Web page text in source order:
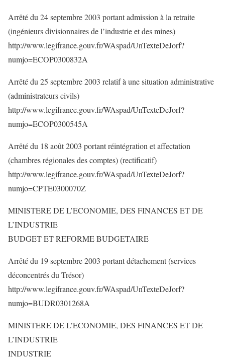
Arrêté du 24 septembre 2003 portant admission à la retraite
(ingénieurs divisionnaires de l’industrie et des mines)
http://www.legifrance.gouv.fr/WAspad/UnTexteDeJorf?
numjo=ECOP0300832A
Arrêté du 25 septembre 2003 relatif à une situation administrative
(administrateurs civils)
http://www.legifrance.gouv.fr/WAspad/UnTexteDeJorf?
numjo=ECOP0300545A
Arrêté du 18 août 2003 portant réintégration et affectation
(chambres régionales des comptes) (rectificatif)
http://www.legifrance.gouv.fr/WAspad/UnTexteDeJorf?
numjo=CPTE0300070Z
MINISTERE DE L’ECONOMIE, DES FINANCES ET DE
L’INDUSTRIE
BUDGET ET REFORME BUDGETAIRE
Arrêté du 19 septembre 2003 portant détachement (services
déconcentrés du Trésor)
http://www.legifrance.gouv.fr/WAspad/UnTexteDeJorf?
numjo=BUDR0301268A
MINISTERE DE L’ECONOMIE, DES FINANCES ET DE
L’INDUSTRIE
INDUSTRIE